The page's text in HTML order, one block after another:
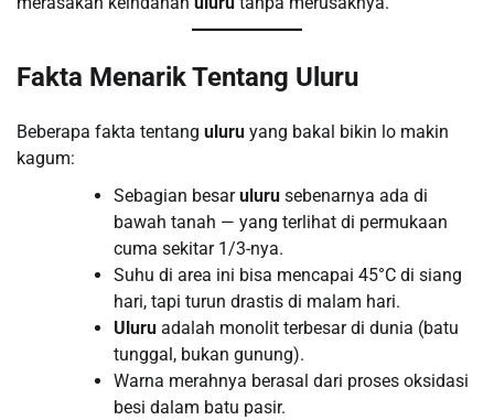
Fakta Menarik Tentang Uluru
Beberapa fakta tentang uluru yang bakal bikin lo makin
kagum:
Sebagian besaruluru sebenarnya ada di
bawah tanah — yang terlihat di permukaan
cuma sekitar 1/3-nya.
Suhu di area ini bisa mencapai 45°C di siang
hari, tapi turun drastis di malam hari.
Uluru adalah monolit terbesar di dunia (batu
tunggal, bukan gunung).
Warna merahnya berasal dari proses oksidasi
besi dalam batu pasir.